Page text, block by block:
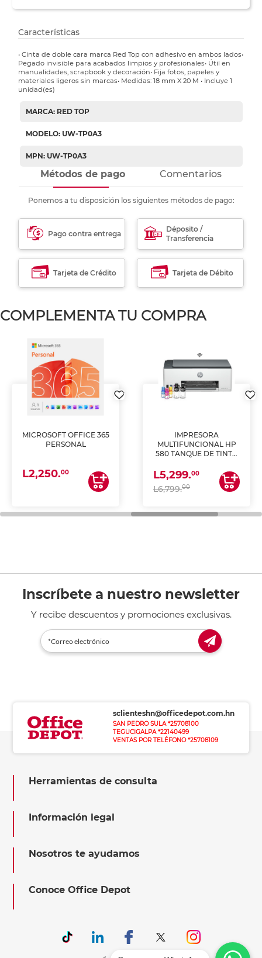
Características
• Cinta de doble cara marca Red Top con adhesivo en ambos lados•
Pegado invisible para acabados limpios y profesionales• Útil en
manualidades, scrapbook y decoración• Fija fotos, papeles y
materiales ligeros sin marcas• Medidas: 18 mm X 20 M • Incluye 1
unidad(es)
MARCA: RED TOP
MODELO: UW-TP0A3
MPN: UW-TP0A3
Métodos de pago Comentarios
Ponemos a tu disposición los siguientes métodos de pago:
Pago contra entrega
Déposito /
Transferencia
Tarjeta de Crédito Tarjeta de Débito
COMPLEMENTA TU COMPRA
MICROSOFT OFFICE 365
PERSONAL
L2,250.00
IMPRESORA
MULTIFUNCIONAL HP
580 TANQUE DE TINTA
ESCANEA)
L5,299.00
L6,799.00
Inscríbete a nuestro newsletter
Y recibe descuentos y promociones exclusivas.
sclienteshn@officedepot.com.hn
SAN PEDRO SULA *25708100
TEGUCIGALPA *22140499
VENTAS POR TELÉFONO *25708109
Herramientas de consulta
Información legal
Nosotros te ayudamos
Conoce Office Depot